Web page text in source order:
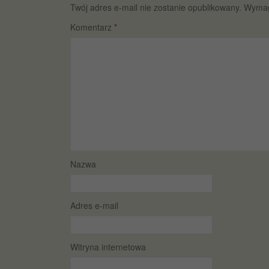
Twój adres e-mail nie zostanie opublikowany.
Komentarz *
Nazwa
Adres e-mail
Witryna internetowa